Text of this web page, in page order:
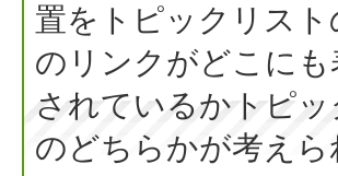
置をトピックリス
のリンクがどこに
されているかトピ
のどちらかが考え